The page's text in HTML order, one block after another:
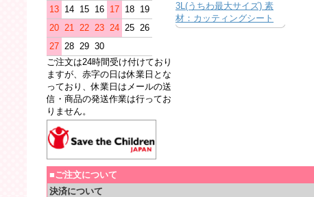
13 14 15 16 17 18 19
20 21 22 23 24 25 26
27 28 29 30
ご注文は24時間受け付けており
ますが、赤字の日は休業日とな
っており、休業日はメールの送
信・商品の発送作業は行ってお
りません。
3L(うちわ最大サイズ) 素
材：カッティングシート
■ご注文について
決済について